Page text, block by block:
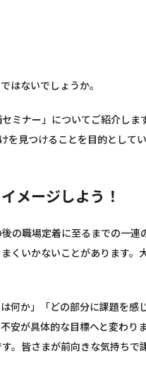
はないでしょうか。
ミナー」についてご紹介し
見つけることを目的として
メージしよう！
の職場定着に至るまでの一
くいかないことがあります
何か」「どの部分に課題を感
が具体的な目標へと変わり
。皆さまが前向きな気持ち